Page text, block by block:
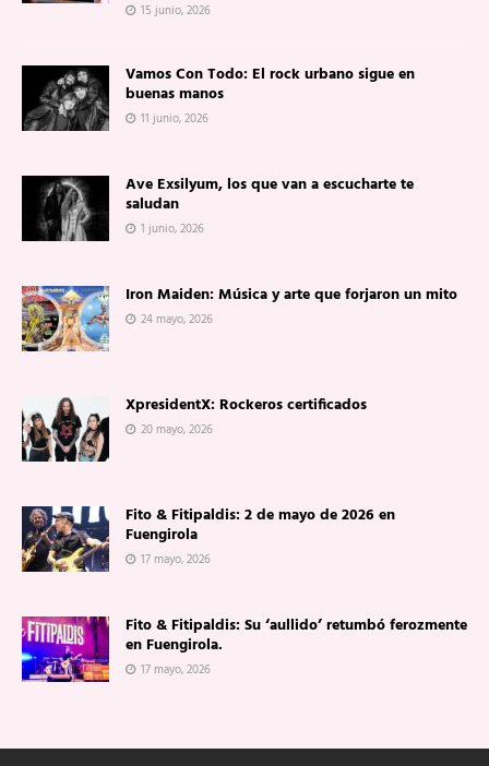
15 junio, 2026
Vamos Con Todo: El rock urbano sigue en
buenas manos
11 junio, 2026
Ave Exsilyum, los que van a escucharte te
saludan
1 junio, 2026
Iron Maiden: Música y arte que forjaron un mito
24 mayo, 2026
XpresidentX: Rockeros certificados
20 mayo, 2026
Fito & Fitipaldis: 2 de mayo de 2026 en
Fuengirola
17 mayo, 2026
Fito & Fitipaldis: Su ‘aullido’ retumbó ferozmente
en Fuengirola.
17 mayo, 2026